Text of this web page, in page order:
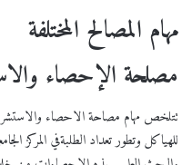
مهام المصالح المختلفة
مصلحة الإحصاء
تتلخص مهام مصاحة الاحصاء
للهياكل وتطور تعداد الطلبةفي المركز